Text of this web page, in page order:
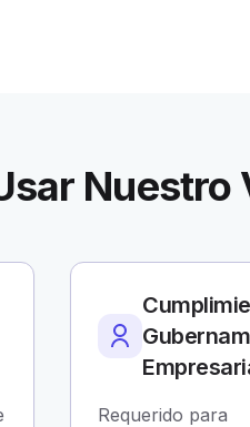
Requerido para